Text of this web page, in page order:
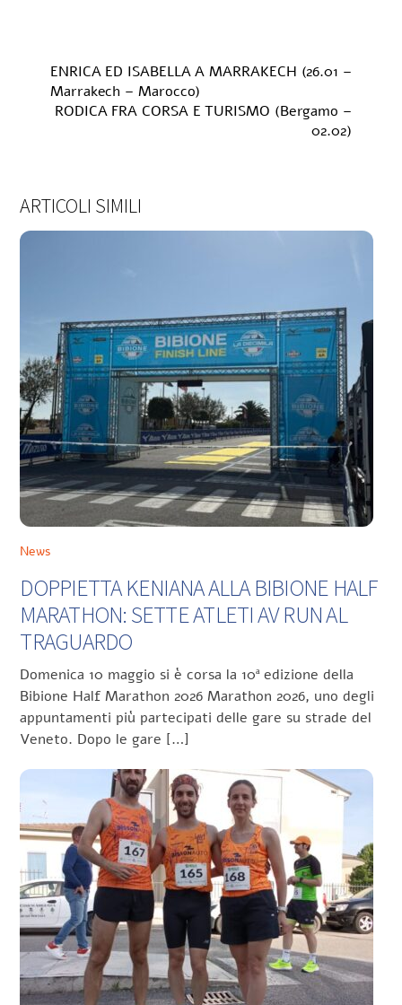
ENRICA ED ISABELLA A MARRAKECH (26.01 –
Marrakech – Marocco)
RODICA FRA CORSA E TURISMO (Bergamo –
02.02)
ARTICOLI SIMILI
News
DOPPIETTA KENIANA ALLA BIBIONE HALF
MARATHON: SETTE ATLETI AV RUN AL
TRAGUARDO
Domenica 10 maggio si è corsa la 10ª edizione della
Bibione Half Marathon 2026 Marathon 2026, uno degli
appuntamenti più partecipati delle gare su strade del
Veneto. Dopo le gare […]